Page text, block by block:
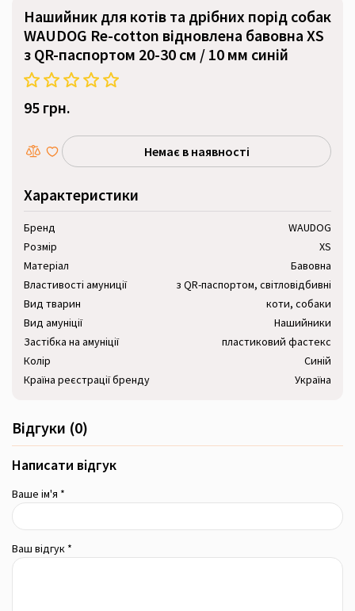
Нашийник для котів та дрібних порід собак
WAUDOG Re-cotton відновлена бавовна XS
з QR-паспортом 20-30 см / 10 мм синій
95 грн.
Немає в наявності
Характеристики
Бренд
WAUDOG
Розмір
XS
Матеріал
Бавовна
Властивості амуниції
з QR-паспортом, світловідбивні
Вид тварин
коти, собаки
Вид амуніції
Нашийники
Застібка на амуніції
пластиковий фастекс
Колір
Синій
Країна реєстрації бренду
Україна
Відгуки (0)
Написати відгук
Ваше ім'я *
Ваш відгук *